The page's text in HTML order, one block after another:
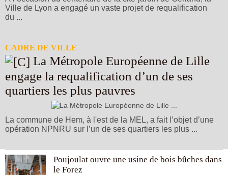
Ville de Lyon a engagé un vaste projet de requalification
du ...
CADRE DE VILLE
engage la requalification d’un de ses
quartiers les plus pauvres
La commune de Hem, à l'est de la MEL, a fait l’objet d’une
opération NPNRU sur l’un de ses quartiers les plus ...
Poujoulat ouvre une usine de bois bûches dans
le Forez